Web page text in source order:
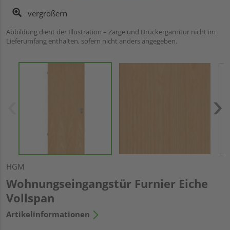
vergrößern
Abbildung dient der Illustration – Zarge und Drückergarnitur nicht im
Lieferumfang enthalten, sofern nicht anders angegeben.
HGM
Wohnungseingangstür Furnier Eiche
Vollspan
Artikelinformationen